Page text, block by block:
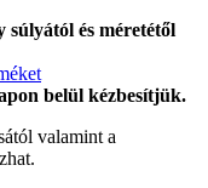
súlyától és méretétől
belül kézbesítjük.
valamint a